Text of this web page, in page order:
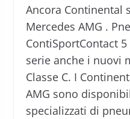
Ancora Continental
Mercedes AMG .
ContiSportContact
serie anche i nuovi
Classe C. I
AMG sono
specializzati di